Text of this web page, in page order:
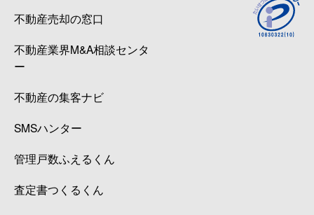
不動産売却の窓口
不動産業界M&A相談センタ
ー
不動産の集客ナビ
SMSハンター
管理戸数ふえるくん
査定書つくるくん